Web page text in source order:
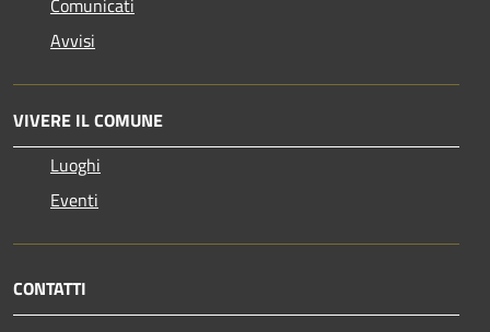
Comunicati
Avvisi
VIVERE IL COMUNE
Luoghi
Eventi
CONTATTI